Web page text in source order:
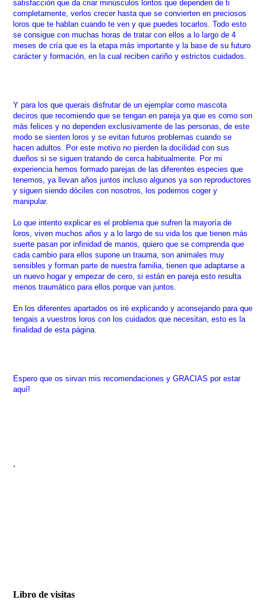
satisfacción que da criar minúsculos loritos que dependen de ti
completamente, verlos crecer hasta que se convierten en preciosos
loros que te hablan cuando te ven y que puedes tocarlos. Todo esto
se consigue con muchas horas de tratar con ellos a lo largo de 4
meses de cría que es la etapa más importante y la base de su futuro
carácter y formación, en la cual reciben cariño y estrictos cuidados.
Y para los que querais disfrutar de un ejemplar como mascota
deciros que recomiendo que se tengan en pareja ya que es como son
más felices y no dependen exclusivamente de las personas, de este
modo se sienten loros y se evitan futuros problemas cuando se
hacen adultos. Por este motivo no pierden la docilidad con sus
dueños si se siguen tratando de cerca habitualmente. Por mi
experiencia hemos formado parejas de las diferentes especies que
tenemos, ya llevan años juntos incluso algunos ya son reproductores
y siguen siendo dóciles con nosotros, los podemos coger y
manipular.
Lo que intento explicar es el problema que sufren la mayoría de
loros, viven muchos años y a lo largo de su vida los que tienen más
suerte pasan por infinidad de manos, quiero que se comprenda que
cada cambio para ellos supone un trauma, son animales muy
sensibles y forman parte de nuestra familia, tienen que adaptarse a
un nuevo hogar y empezar de cero, si están en pareja esto resulta
menos traumático para ellos porque van juntos.
En los diferentes apartados os iré explicando y aconsejando para que
tengais a vuestros loros con los cuidados que necesitan, esto es la
finalidad de esta página.
Espero que os sirvan mis recomendaciones y GRACIAS por estar
aquí!
.
Libro de visitas